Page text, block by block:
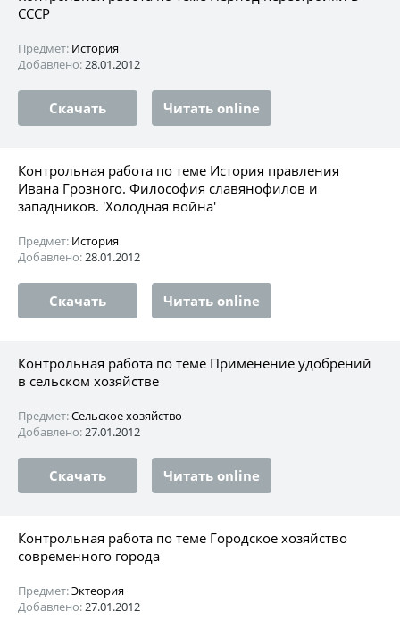
СССР
Предмет: История
Добавлено:28.01.2012
Скачать Читать online
Контрольная работа по теме История правления
Ивана Грозного. Философия славянофилов и
западников. 'Холодная война'
Предмет: История
Добавлено:28.01.2012
Скачать Читать online
Контрольная работа по теме Применение удобрений
в сельском хозяйстве
Предмет:Сельское хозяйство
Добавлено:27.01.2012
Скачать Читать online
Контрольная работа по теме Городское хозяйство
современного города
Предмет:Эктеория
Добавлено:27.01.2012